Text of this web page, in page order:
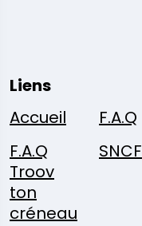
Liens
Accueil
F.A.Q
F.A.Q
Troov
ton
créneau
SNCF